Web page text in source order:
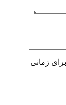
زمانی